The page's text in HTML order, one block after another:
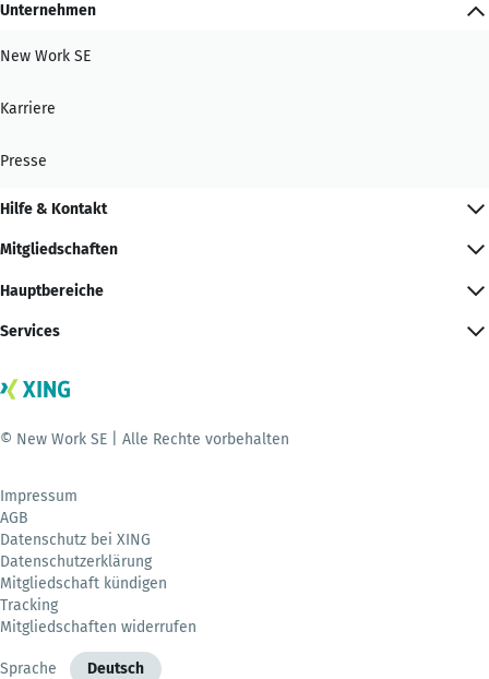
Unternehmen
New Work SE
Karriere
Presse
Hilfe & Kontakt
Mitgliedschaften
Hauptbereiche
Services
© New Work SE | Alle Rechte vorbehalten
Impressum
AGB
Datenschutz bei XING
Datenschutzerklärung
Mitgliedschaft kündigen
Tracking
Mitgliedschaften widerrufen
Sprache Deutsch